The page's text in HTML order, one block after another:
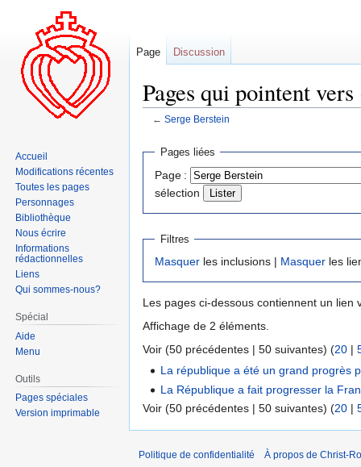
Pages qui pointent
← Serge Berstein
Aller
navigation
Aller
recherche
Pages liées
Page :
sélection
Filtres
Masquer les inclusions | Masquer les
Les pages ci-dessous contiennent un lien
Affichage de 2 éléments.
Voir (50 précédentes | 50 suivantes) (20 |
La république a été un grand progrès
La République a fait progresser la
Voir (50 précédentes | 50 suivantes) (20 |
Page Discussion
Accueil
Modifications récentes
Toutes les pages
Personnages
Bibliothèque
Nous écrire
Informations
rédactionnelles
Liens
Qui sommes-nous?
Spécial
Aide
Menu
Outils
Pages spéciales
Version imprimable
Politique de confidentialité À propos de Christ-